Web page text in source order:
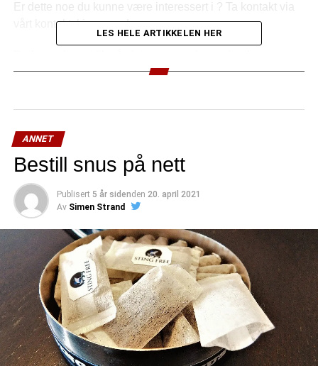
Er dette noe du kunne være interessert i ? Ta kontakt via
vårt kontaktskjema under…
sympatier hos Englands flotteste fotballklubb – Liverpool
(1 besøk idag)
RELATED TOPICS:
NESTE
Liverpoolbloggen i ny utforming
FORRIGE
LES HELE ARTIKKELEN HER
ANNET
Bestill snus på nett
Publisert 5 år sidenden 20. april 2021
Av Simen Strand